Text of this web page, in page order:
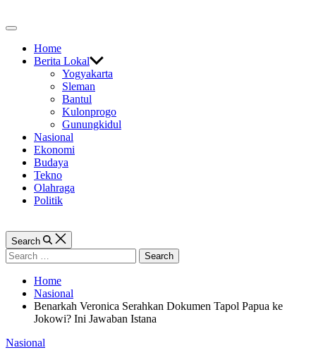
to
Off
CanvasHome
Berita Lokal
Yogyakarta
Sleman
Bantul
Kulonprogo
Gunungkidul
Nasional
Ekonomi
Budaya
Tekno
Olahraga
Politik
Search
Search
for:
Home
Nasional
Benarkah Veronica Serahkan Dokumen Tapol Papua ke
Jokowi? Ini Jawaban Istana
Categories
Nasional